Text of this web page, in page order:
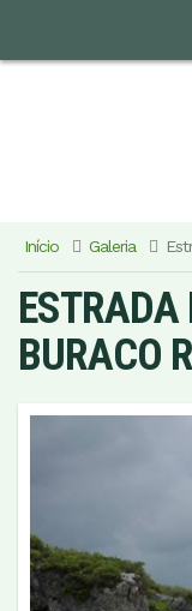
Início Galeria
ESTRADA
BURACO